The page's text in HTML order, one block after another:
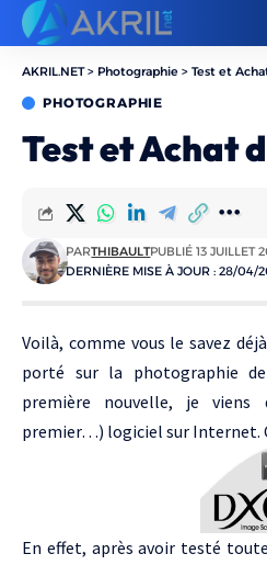
AKRIL.NET> Photographie > Test et
PHOTOGRAPHIE
Test et Achat
DERNIÈRE MISE À JOUR : 28/04/
PARTHIBAULTPUBLIÉ 13 JUILLET
Voilà, comme vous le savez
porté sur la photographie
première nouvelle, je viens
premier…) logiciel sur Internet.
En effet, après avoir testé